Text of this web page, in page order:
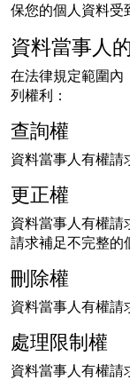
保您的個人資料受
資料當事人
在法律規定範圍內
列權利：
查詢權
資料當事人有權請
更正權
資料當事人有權請
請求補足不完整的
刪除權
資料當事人有權請
處理限制權
資料當事人有權請